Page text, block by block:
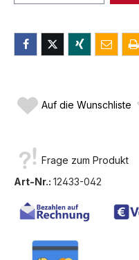
Auf die Wunschliste
Frage zum Produkt
Art-Nr.: 12433-042